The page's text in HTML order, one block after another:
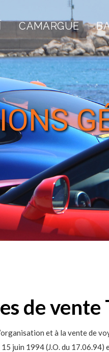
CAMARGUE
de
et à la vente de
juin 1994 (J.O. du 17.06.94)